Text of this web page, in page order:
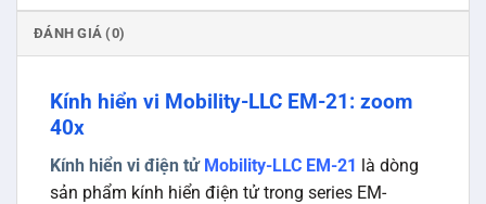
ĐÁNH GIÁ (0)
Kính hiển vi Mobility-LLC EM-21: zoom
40x
Kính hiển vi điện tửMobility-LLC EM-21 là dòng
sản phẩm kính hiển điện tử trong series EM-